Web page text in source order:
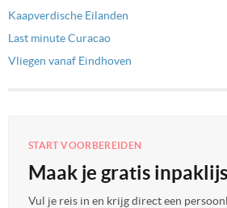
Kaapverdische Eilanden
Last minute Curacao
Vliegen vanaf Eindhoven
START VOORBEREIDEN
Maak je gratis
Vul je reis in en krijg direct een